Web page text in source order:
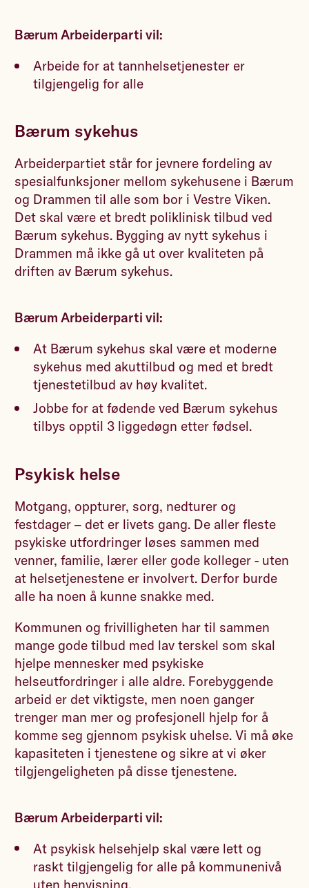
Bærum Arbeiderparti vil:
Arbeide for at tannhelsetjenester er
tilgjengelig for alle
Bærum sykehus
Arbeiderpartiet står for jevnere fordeling av
spesialfunksjoner mellom sykehusene i Bærum
og Drammen til alle som bor i Vestre Viken.
Det skal være et bredt poliklinisk tilbud ved
Bærum sykehus. Bygging av nytt sykehus i
Drammen må ikke gå ut over kvaliteten på
driften av Bærum sykehus.
Bærum Arbeiderparti vil:
At Bærum sykehus skal være et moderne
sykehus med akuttilbud og med et bredt
tjenestetilbud av høy kvalitet.
Jobbe for at fødende ved Bærum sykehus
tilbys opptil 3 liggedøgn etter fødsel.
Psykisk helse
Motgang, oppturer, sorg, nedturer og
festdager – det er livets gang. De aller fleste
psykiske utfordringer løses sammen med
venner, familie, lærer eller gode kolleger - uten
at helsetjenestene er involvert. Derfor burde
alle ha noen å kunne snakke med.
Kommunen og frivilligheten har til sammen
mange gode tilbud med lav terskel som skal
hjelpe mennesker med psykiske
helseutfordringer i alle aldre. Forebyggende
arbeid er det viktigste, men noen ganger
trenger man mer og profesjonell hjelp for å
komme seg gjennom psykisk uhelse. Vi må øke
kapasiteten i tjenestene og sikre at vi øker
tilgjengeligheten på disse tjenestene.
Bærum Arbeiderparti vil:
At psykisk helsehjelp skal være lett og
raskt tilgjengelig for alle på kommunenivå
uten henvisning.